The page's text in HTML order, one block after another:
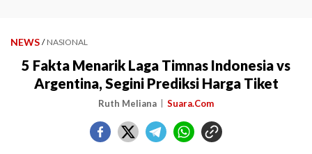
NEWS / NASIONAL
5 Fakta Menarik Laga Timnas Indonesia vs
Argentina, Segini Prediksi Harga Tiket
Ruth Meliana Suara.Com